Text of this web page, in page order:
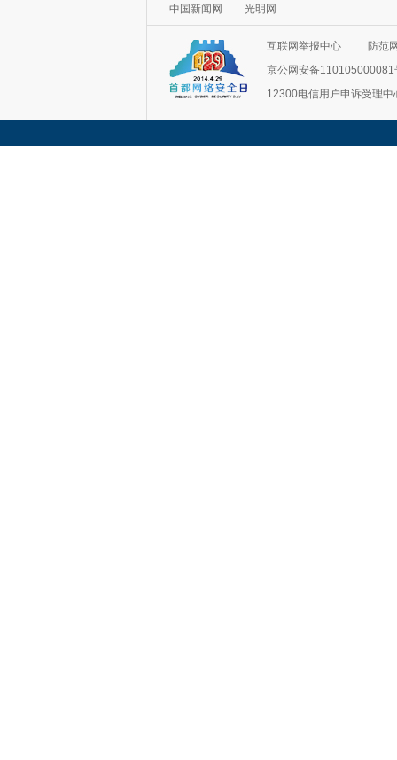
中国新闻网 光明网
互联网举报中心
防范
京公网安备110105000081
12300电信用户申诉受理中